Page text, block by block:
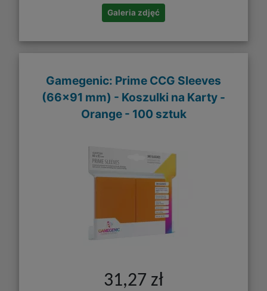
Galeria zdjęć
Gamegenic: Prime CCG Sleeves
(66x91 mm) - Koszulki na Karty -
Orange - 100 sztuk
31,27 zł